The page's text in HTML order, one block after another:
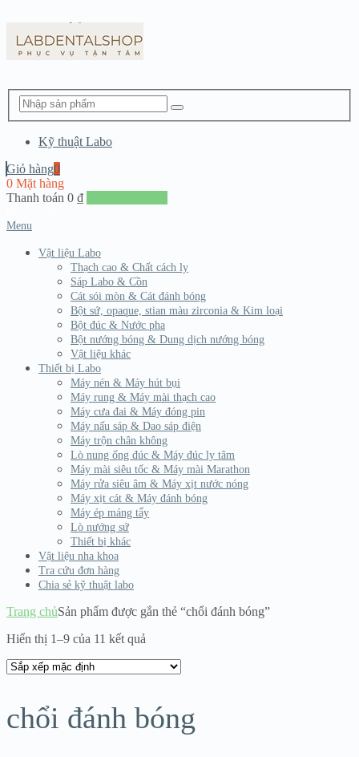
Kỹ thuật Labo
Giỏ hàng0
0 Mặt hàng
Thanh toán 0 ₫
Menu
Vật liệu Labo
Thạch cao & Chất cách ly
Sáp Labo & Cồn
Cát sói mòn & Cát đánh bóng
Bột sứ, opaque, stian màu zirconia & Kim loại
Bột đúc & Nước pha
Bột nướng bóng & Dung dịch nướng bóng
Vật liệu khác
Thiết bị Labo
Máy nén & Máy hút bụi
Máy rung & Máy mài thạch cao
Máy cưa đai & Máy đóng pin
Máy nấu sáp & Dao sáp điện
Máy trộn chân không
Lò nung ống đúc & Máy đúc ly tâm
Máy mài siêu tốc & Máy mài Marathon
Máy rửa siêu âm & Máy xịt nước nóng
Máy xịt cát & Máy đánh bóng
Máy ép máng tẩy
Lò nướng sứ
Thiết bị khác
Vật liệu nha khoa
Tra cứu đơn hàng
Chia sẻ kỹ thuật labo
Trang chủSản phẩm được gắn thẻ “chổi đánh bóng”
Hiển thị 1–9 của 11 kết quả
chổi đánh bóng